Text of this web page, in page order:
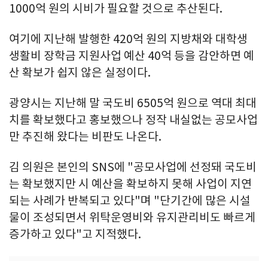
1000억 원의 시비가 필요할 것으로 추산된다.
여기에 지난해 발행한 420억 원의 지방채와 대학생
생활비 장학금 지원사업 예산 40억 등을 감안하면 예
산 확보가 쉽지 않은 실정이다.
광양시는 지난해 말 국도비 6505억 원으로 역대 최대
치를 확보했다고 홍보했으나 정작 내실없는 공모사업
만 추진해 왔다는 비판도 나온다.
김 의원은 본인의 SNS에 "공모사업에 선정돼 국도비
는 확보했지만 시 예산을 확보하지 못해 사업이 지연
되는 사례가 반복되고 있다"며 "단기간에 많은 시설
물이 조성되면서 위탁운영비와 유지관리비도 빠르게
증가하고 있다"고 지적했다.